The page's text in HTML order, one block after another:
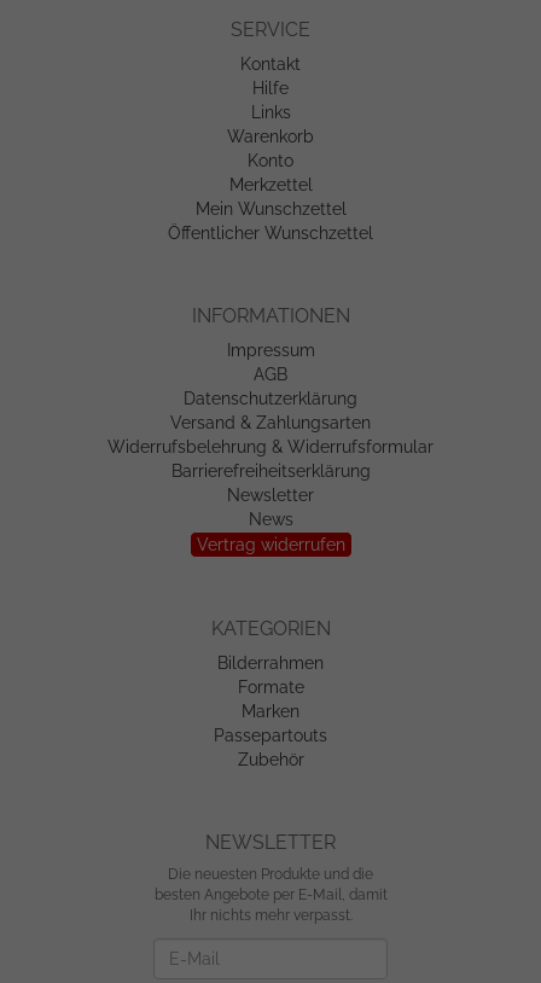
SERVICE
Kontakt
Hilfe
Links
Warenkorb
Konto
Merkzettel
Mein Wunschzettel
Öffentlicher Wunschzettel
INFORMATIONEN
Impressum
AGB
Datenschutzerklärung
Versand & Zahlungsarten
Widerrufsbelehrung & Widerrufsformular
Barrierefreiheitserklärung
Newsletter
News
Vertrag widerrufen
KATEGORIEN
Bilderrahmen
Formate
Marken
Passepartouts
Zubehör
NEWSLETTER
Die neuesten Produkte und die
besten Angebote per E-Mail, damit
Ihr nichts mehr verpasst.